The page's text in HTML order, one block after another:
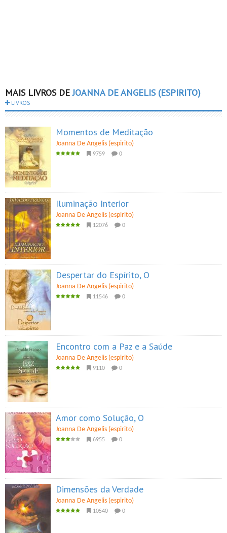
MAIS LIVROS DEJOANNA DE ANGELIS (ESPIRITO)
LIVROS
Momentos de Meditação
Joanna De Angelis (espirito)
9759 0
Iluminação Interior
Joanna De Angelis (espirito)
12076 0
Despertar do Espírito, O
Joanna De Angelis (espirito)
11546 0
Encontro com a Paz e a Saúde
Joanna De Angelis (espirito)
9110 0
Amor como Solução, O
Joanna De Angelis (espirito)
6955 0
Dimensões da Verdade
Joanna De Angelis (espirito)
10540 0